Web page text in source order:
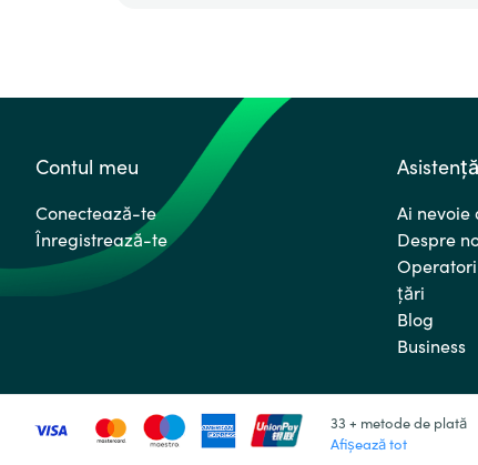
Contul meu
Conectează-te
Înregistrează-te
Ai nevoie
Despre
Operatori
ţări
Blog
Business
33 + metode de plată
Afișează tot